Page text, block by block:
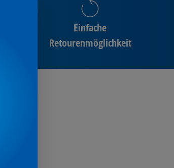
Einfache
Retourenmöglichkeit